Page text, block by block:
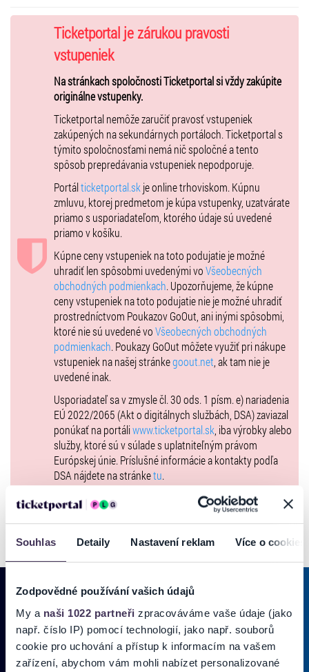
Souhlas Detaily Nastavení reklam Více o cookies
Zodpovědné používání vašich údajů
My a naši 1022 partneři zpracováváme vaše údaje (jako
např. číslo IP) pomocí technologií, jako např. souborů
cookie pro uchování a přístup k informacím na vašem
zařízení, abychom vám mohli nabízet personalizované
Lístok Skybox (10 ľudí) obsahuje:
- foto so Simou
- prednostný vstup na štadión
- Skybox je súkromná miestnosť pre 10 ľudí s priamym vstupom na
tribúnu s vyhradenými miestami na sedenie oddelenými od
- jedlo a pitie v cene
- VIP toalety
VEKOVÉ OBMEDZENIA: vstup 15 +
Osoby mladšie ako 15 rokov musia prísť s doprovodom dospelej
osoby a musia mať vstupenky zakúpené v rovnakom sektore.
Golden Circle je od 12 rokov
Vo všetkých sektoroch na státie je zakázané mať na ramenách druhú
osobu (napr. dieťa) z dôvodu tolerancie voči ostatným
návštevníkom.
Chceme priniesť zážitok každému fanúšikovi, preto odporúčame
rodičom s deťmi zvoliť sedenie na tribúnach, z ktorých budú mať na
lepší výhľad.
Prístup k stánkom s jedlom a pitím v každom sektore
Ceny vstupeniek sa budú postupne zvyšovať
LÍSTKY PRE VOZÍČKÁROV A ICH DOPROVOD - VYPREDANÉ!
Vstupenky na podujatie je možné zakúpiť len formou Hometicket!
Ticketportal je zárukou pravosti
vstupeniek
Na stránkach spoločnosti Ticketportal si vždy zakúpite
originálne vstupenky.
Ticketportal nemôže zaručiť pravosť vstupeniek
zakúpených na sekundárnych portáloch. Ticketportal s
týmito spoločnosťami nemá nič spoločné a tento
spôsob prepredávania vstupeniek nepodporuje.
Portálticketportal.sk je online trhoviskom. Kúpnu
zmluvu, ktorej predmetom je kúpa vstupenky, uzatvárate
priamo s usporiadateľom, ktorého údaje sú uvedené
priamo v košíku.
Kúpne ceny vstupeniek na toto podujatie je možné
uhradiť len spôsobmi uvedenými voVšeobecných
obchodných podmienkach. Upozorňujeme, že kúpne
ceny vstupeniek na toto podujatie nie je možné uhradiť
prostredníctvom Poukazov GoOut, ani inými spôsobmi,
ktoré nie sú uvedené voVšeobecných obchodných
podmienkach. Poukazy GoOut môžete využiť pri nákupe
vstupeniek na našej stránkegoout.net , ak tam nie je
uvedené inak.
Usporiadateľ sa v zmysle čl. 30 ods. 1 písm. e) nariadenia
EÚ 2022/2065 (Akt o digitálnych službách, DSA) zaviazal
ponúkať na portáliwww.ticketportal.sk , iba výrobky alebo
služby, ktoré sú v súlade s uplatniteľným právom
Európskej únie. Príslušné informácie a kontakty podľa
DSA nájdete na stránketu.
PRIHLÁSIŤ SA KODBERU NOVINIEK
Pridajte sa do zoznamu odberateľov a doručte si najnovšie špeciálne